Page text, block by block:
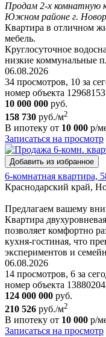
Продам 2-х комнатную
Южном районе г.
Квартира в отличном
мебель.
Круглосуточное
низкие коммунальные
06.08.2026
34 просмотров, 10 за
номер объекта
10 000 000 руб.
158 730 руб./м2
В ипотеку от 10 000 р/
Записаться на просмотр
Добавить из избранное
6-комнатная квартира,
Краснодарский край,
Предлагаем вашему
Квартира
позволяет комфортно
кухня-гостиная, что
экспериментов и
06.08.2026
14 просмотров, 6 за
номер объекта
124 000 000 руб.
210 526 руб./м2
В ипотеку от 10 000 р/
Записаться на просмотр